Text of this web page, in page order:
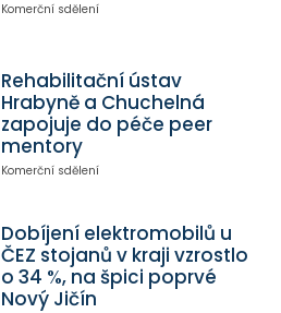
Komerční sdělení
Rehabilitační ústav
Hrabyně a Chuchelná
zapojuje do péče peer
mentory
Komerční sdělení
Dobíjení elektromobilů u
ČEZ stojanů v kraji vzrostlo
o 34 %, na špici poprvé
Nový Jičín